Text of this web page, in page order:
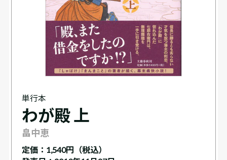
単行本
わが殿 上
畠中恵
定価： 1,540円（税込）